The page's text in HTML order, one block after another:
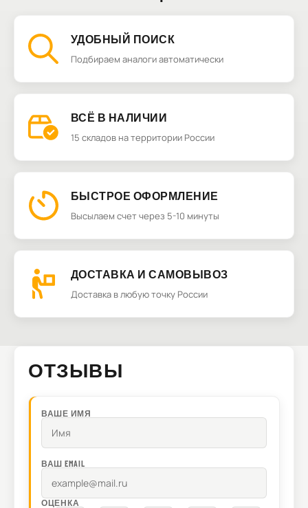
УДОБНЫЙ ПОИСК
Подбираем аналоги автоматически
ВСЁ В НАЛИЧИИ
15 складов на территории России
БЫСТРОЕ ОФОРМЛЕНИЕ
Высылаем счет через 5-10 минуты
ДОСТАВКА И САМОВЫВОЗ
Доставка в любую точку России
ОТЗЫВЫ
ВАШЕ ИМЯ
ВАШ EMAIL
ОЦЕНКА